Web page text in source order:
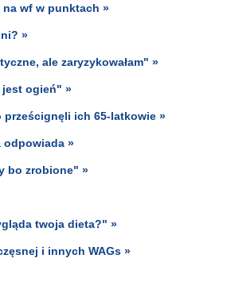
na wf w punktach »
»
ale zaryzykowałam" »
jest ogień" »
prześcignęli ich 65-latkowie »
odpowiada »
bo zrobione" »
twoja dieta?" »
i innych WAGs »